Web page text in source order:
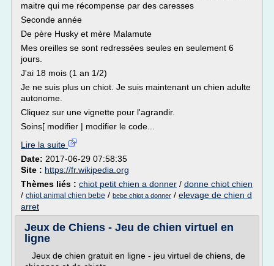
maitre qui me récompense par des caresses
Seconde année
De père Husky et mère Malamute
Mes oreilles se sont redressées seules en seulement 6
jours.
J'ai 18 mois (1 an 1/2)
Je ne suis plus un chiot. Je suis maintenant un chien adulte
autonome.
Cliquez sur une vignette pour l'agrandir.
Soins[ modifier | modifier le code...
Lire la suite
Date: 2017-06-29 07:58:35
Site : https://fr.wikipedia.org
Thèmes liés : chiot petit chien a donner / donne chiot chien
/ chiot animal chien bebe / bebe chiot a donner / elevage de chien d
arret
Jeux de Chiens - Jeu de chien virtuel en
ligne
Jeux de chien gratuit en ligne - jeu virtuel de chiens, de